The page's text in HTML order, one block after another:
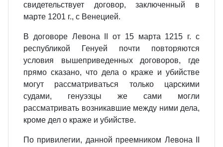
свидетельствует договор, заключенный в
марте 1201 г., с Венецией.
В договоре Левона II от 15 марта 1215 г. с
республикой Генуей почти повторяются
условия вышеприведенных договоров, где
прямо сказано, что дела о краже и убийстве
могут рассматриваться только царскими
судами, генуэзцы же сами могли
рассматривать возникавшие между ними дела,
кроме дел о краже и убийстве.
По привилегии, данной преемником Левона II